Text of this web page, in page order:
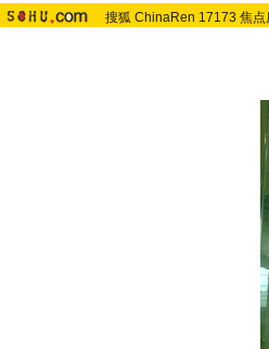
搜狐 ChinaRen 17173 焦点